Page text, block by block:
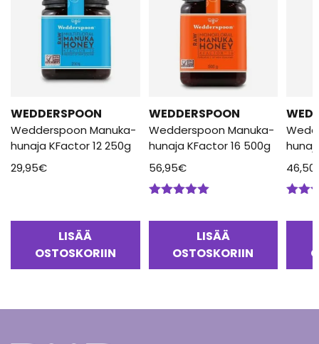
WEDDERSPOON
Wedderspoon Manuka-
hunaja KFactor 12 250g
29,95€
LISÄÄ
OSTOSKORIIN
WEDDERSPOON
Wedderspoon Manuka-
hunaja KFactor 16 500g
56,95€
LISÄÄ
OSTOSKORIIN
46,50